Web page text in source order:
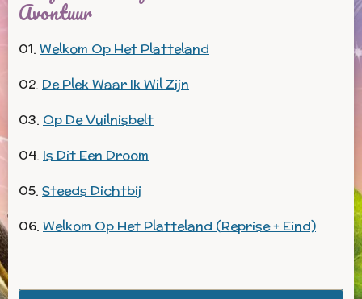
Avontuur
01. Welkom Op Het Platteland
02. De Plek Waar Ik Wil Zijn
03. Op De Vuilnisbelt
04. Is Dit Een Droom
05. Steeds Dichtbij
06. Welkom Op Het Platteland (Reprise + Eind)